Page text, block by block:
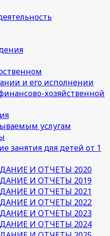
и его исполнении
хозяйственной
услугам
занятия для детей от 1
И ОТЧЕТЫ 2020
И ОТЧЕТЫ 2019
И ОТЧЕТЫ 2021
И ОТЧЕТЫ 2022
И ОТЧЕТЫ 2023
И ОТЧЕТЫ 2024